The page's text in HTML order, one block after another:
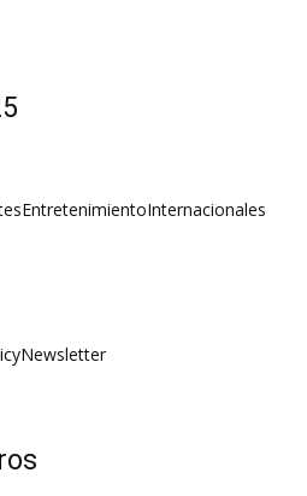
EntretenimientoInternacionales
Newsletter